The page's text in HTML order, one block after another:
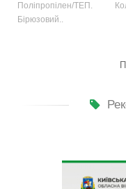
Поліпропілен/ТЕП.
Бірюзовий..